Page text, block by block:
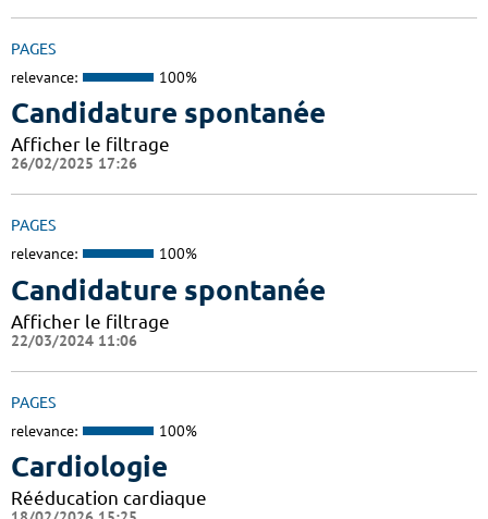
PAGES
relevance: 100%
Candidature spontanée
Afficher le filtrage
26/02/2025 17:26
PAGES
relevance: 100%
Candidature spontanée
Afficher le filtrage
22/03/2024 11:06
PAGES
relevance: 100%
Cardiologie
Rééducation cardiaque